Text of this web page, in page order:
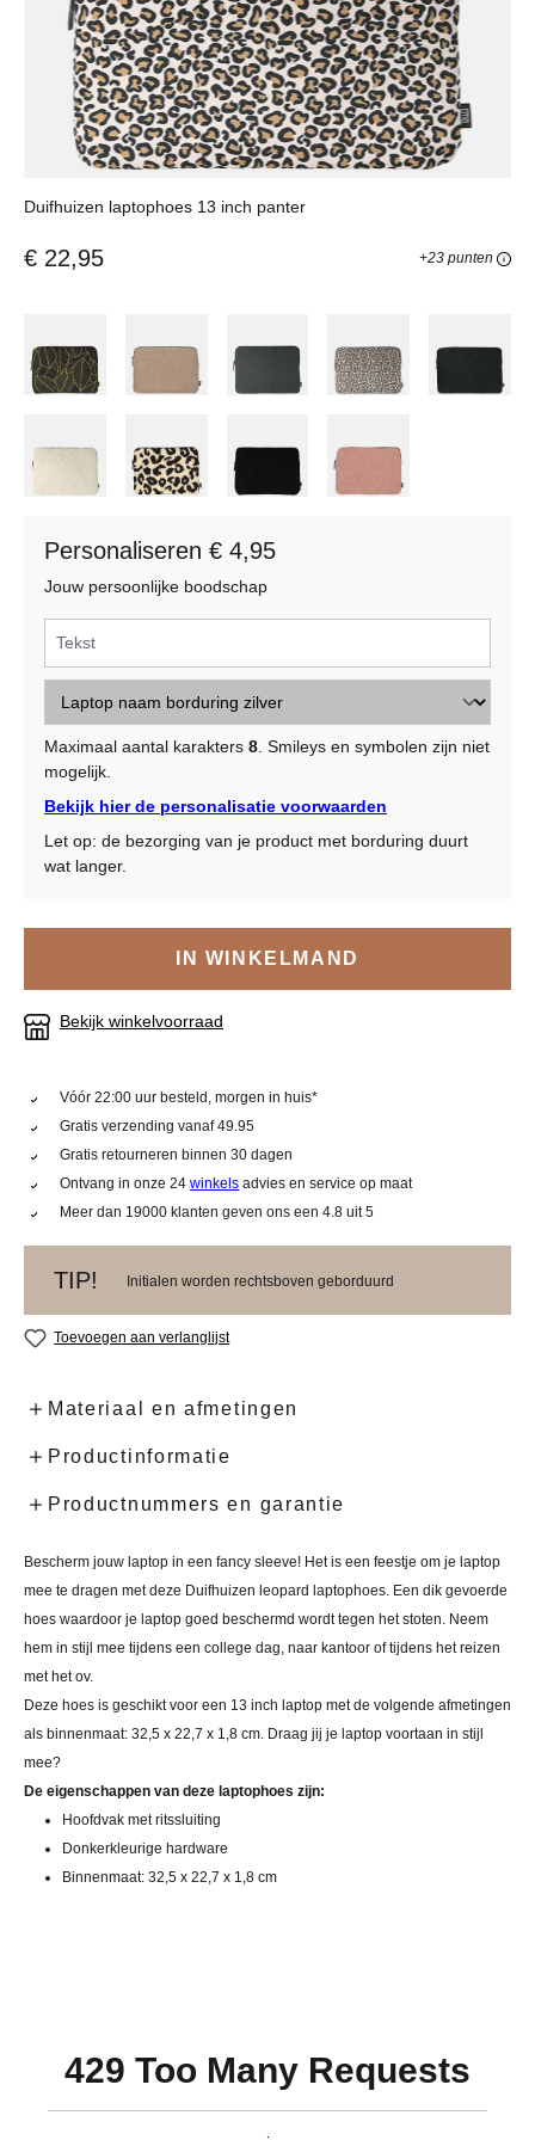
Duifhuizen laptophoes 13 inch panter
€ 22,95 +23 punten
Personaliseren € 4,95
Jouw persoonlijke boodschap
Maximaal aantal karakters 8 . Smileys en symbolen zijn niet
mogelijk.
Bekijk hier de personalisatie voorwaarden
Let op: de bezorging van je product met borduring duurt
wat langer.
IN WINKELMAND
Bekijk winkelvoorraad
Vóór 22:00 uur besteld, morgen in huis*
Gratis verzending vanaf 49.95
Gratis retourneren binnen 30 dagen
Ontvang in onze 24winkels advies en service op maat
Meer dan 19000 klanten geven ons een 4.8 uit 5
TIP! Initialen worden rechtsboven geborduurd
Toevoegen aan verlanglijst
Materiaal en afmetingen
Productinformatie
Productnummers en garantie
Bescherm jouw laptop in een fancy sleeve! Het is een feestje om je laptop
mee te dragen met deze Duifhuizen leopard laptophoes. Een dik gevoerde
hoes waardoor je laptop goed beschermd wordt tegen het stoten. Neem
hem in stijl mee tijdens een college dag, naar kantoor of tijdens het reizen
met het ov.
Deze hoes is geschikt voor een 13 inch laptop met de volgende afmetingen
als binnenmaat: 32,5 x 22,7 x 1,8 cm. Draag jij je laptop voortaan in stijl
mee?
De eigenschappen van deze laptophoes zijn:
Hoofdvak met ritssluiting
Donkerkleurige hardware
Binnenmaat: 32,5 x 22,7 x 1,8 cm
429 Too Many Requests